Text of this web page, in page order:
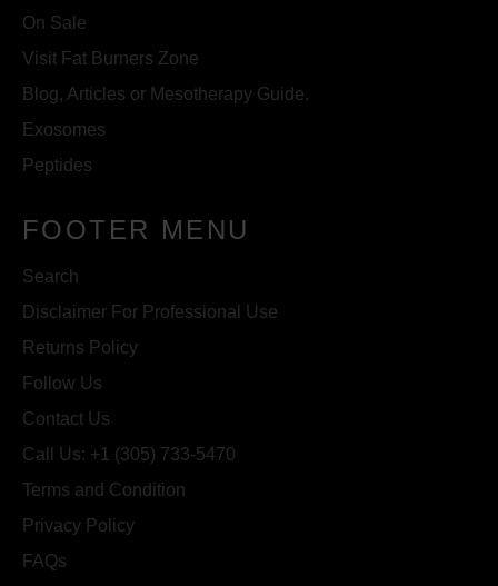
On Sale
Visit Fat Burners Zone
Blog, Articles or Mesotherapy Guide.
Exosomes
Peptides
FOOTER MENU
Search
Disclaimer For Professional Use
Returns Policy
Follow Us
Contact Us
Call Us: +1 (305) 733-5470
Terms and Condition
Privacy Policy
FAQs